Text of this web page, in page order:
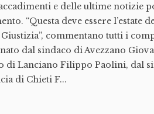
e delle ultime notizie
“Questa deve essere
commentano tutti i
dal sindaco di Avezzano
di Lanciano Filippo Paolini, dal
di Chieti F...